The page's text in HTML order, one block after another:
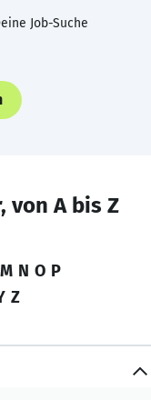
Job-Suche
von A bis Z
M N O P
Z